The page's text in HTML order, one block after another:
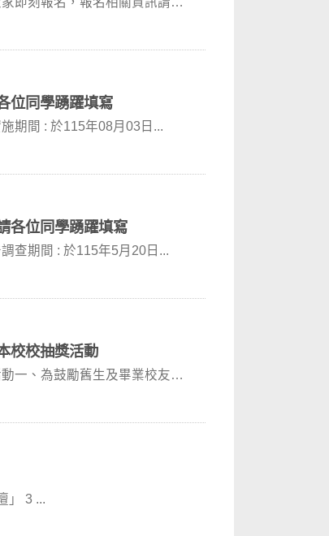
位同學踴躍填寫
期間 : 於115年08月03日...
各位同學踴躍填寫
查期間 : 於115年5月20日...
校校抽獎活動
一、為鼓勵舊生及畢業校友為
」 3 ...